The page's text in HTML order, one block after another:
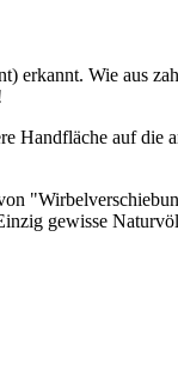
erkannt. Wie aus
Handfläche auf
gewisse